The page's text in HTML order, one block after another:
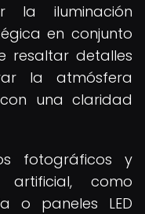
la iluminación
en conjunto
resaltar detalles
la atmósfera
una claridad
fotográficos y
artificial, como
o paneles LED